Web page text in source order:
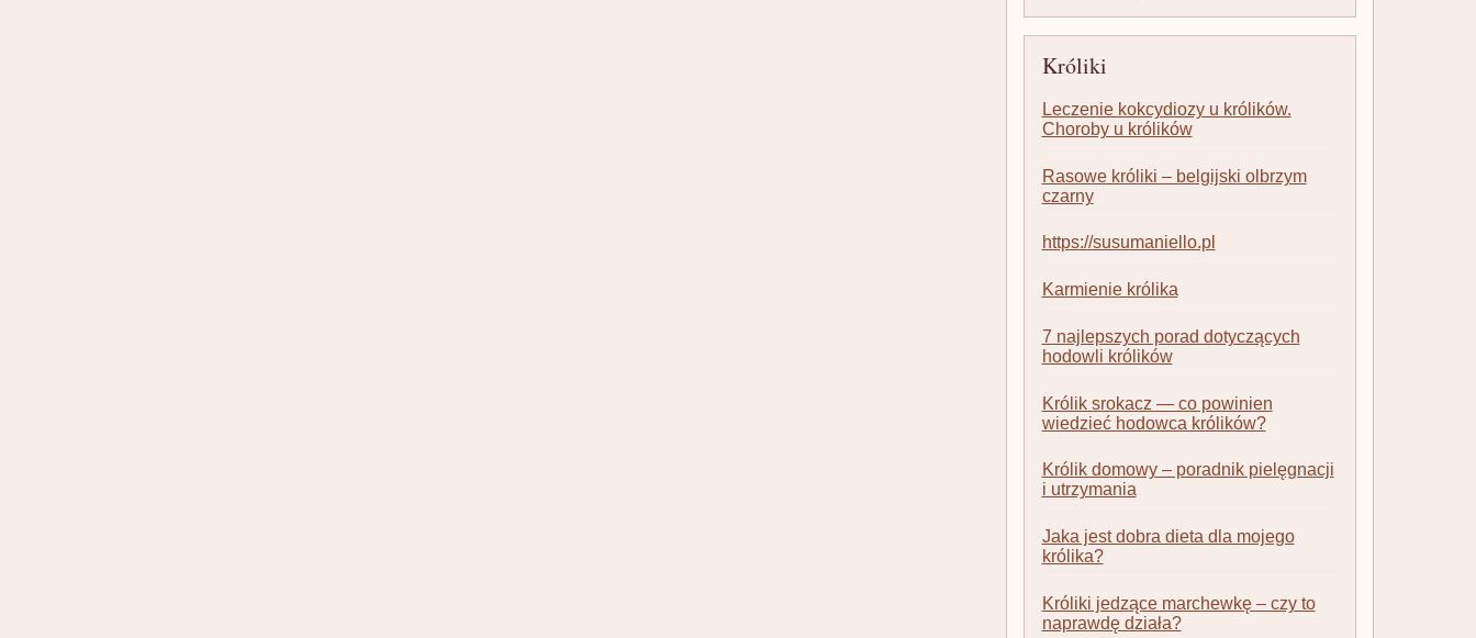
Króliki
Leczenie kokcydiozy u królików.
Choroby u królików
Rasowe króliki – belgijski olbrzym
czarny
https://susumaniello.pl
Karmienie królika
7 najlepszych porad dotyczących
hodowli królików
Królik srokacz — co powinien
wiedzieć hodowca królików?
Królik domowy – poradnik pielęgnacji
i utrzymania
Jaka jest dobra dieta dla mojego
królika?
Króliki jedzące marchewkę – czy to
naprawdę działa?